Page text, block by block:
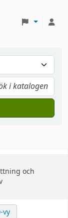
och
vy